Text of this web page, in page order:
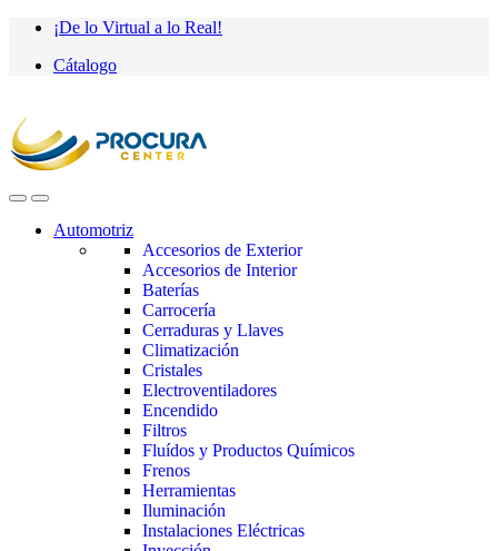
Saltar
navegación
saltar
contenido
¡De lo Virtual a lo Real!
Cátalogo
Automotriz
Accesorios de Exterior
Accesorios de Interior
Baterías
Carrocería
Cerraduras y Llaves
Climatización
Cristales
Electroventiladores
Encendido
Filtros
Fluídos y Productos Químicos
Frenos
Herramientas
Iluminación
Instalaciones Eléctricas